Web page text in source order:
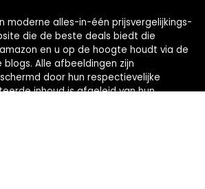
moderne alles-in-één prijsvergelijkings-
die de beste deals biedt die
en u op de hoogte houdt via de
Alle afbeeldingen zijn
door hun respectievelijke
inhoud is afgeleid van hun